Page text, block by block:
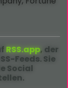
RSS.app, der
Feeds. Sie
Social